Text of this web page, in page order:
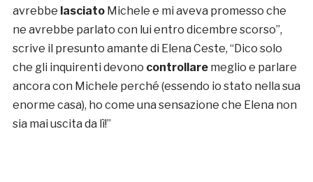
avrebbe lasciatoMichele e mi aveva promesso che
ne avrebbe parlato con lui entro dicembre scorso”,
scrive il presunto amante di Elena Ceste, “Dico solo
che gli inquirenti devono controllaremeglio e parlare
ancora con Michele perché (essendo io stato nella sua
enorme casa), ho come una sensazione che Elena non
sia mai uscita da lì!”